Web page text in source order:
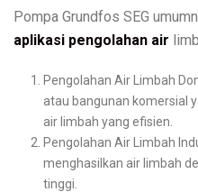
Pompa Grundfos SEG
aplikasi pengolahan air
Pengolahan Air Limbah
atau bangunan komersial
air limbah yang efisien.
Pengolahan Air Limbah
menghasilkan air limbah
tinggi.